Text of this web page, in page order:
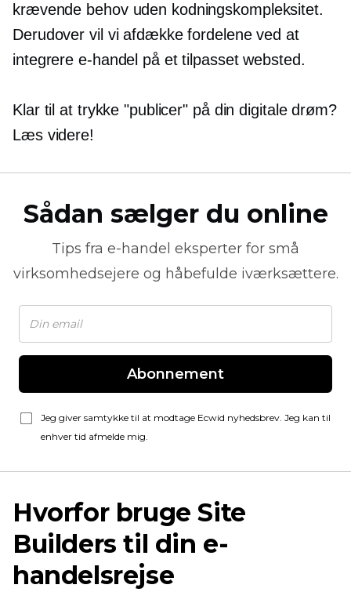
krævende behov uden kodningskompleksitet.
Derudover vil vi afdække fordelene ved at
integrere e-handel på et tilpasset websted.
Klar til at trykke "publicer" på din digitale drøm?
Læs videre!
Sådan sælger du online
Tips fra e-handel eksperter for små
virksomhedsejere og håbefulde iværksættere.
Abonnement
Jeg giver samtykke til at modtage Ecwid nyhedsbrev. Jeg kan til
enhver tid afmelde mig.
Hvorfor bruge Site
Builders til din e-
handelsrejse